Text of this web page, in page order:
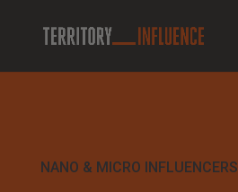
NANO & MICRO INFLUENCERS